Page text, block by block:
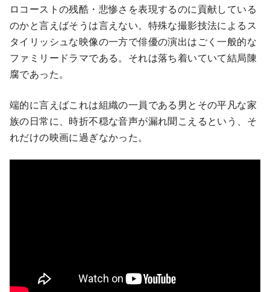
ロコーストの残酷・悲惨さを表現するのに貢献している
のかと言えばそうは言えない。特殊な撮影技法によるス
タイリッシュな映像の一方で俳優の演出はごく一般的な
ファミリードラマである。それは落ち着いていて結局陳
腐であった。
端的に言えばこれは組織の一員である男とその平凡な家
族の日常に、時折不穏な音声が漏れ聞こえるという、そ
れだけの映画に過ぎなかった。